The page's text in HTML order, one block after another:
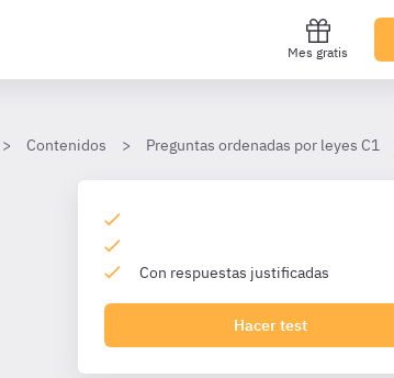
Mes gratis
Contenidos Preguntas ordenadas por leyes C1
Con respuestas justificadas
Hacer test